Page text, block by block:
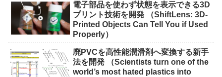
電子部品を使わず状態を表示できる3D
プリント技術を開発 （ShiftLens: 3D-
Printed Objects Can Tell You if Used
Properly）
廃PVCを高性能潤滑剤へ変換する新手
法を開発 （Scientists turn one of the
world’s most hated plastics into